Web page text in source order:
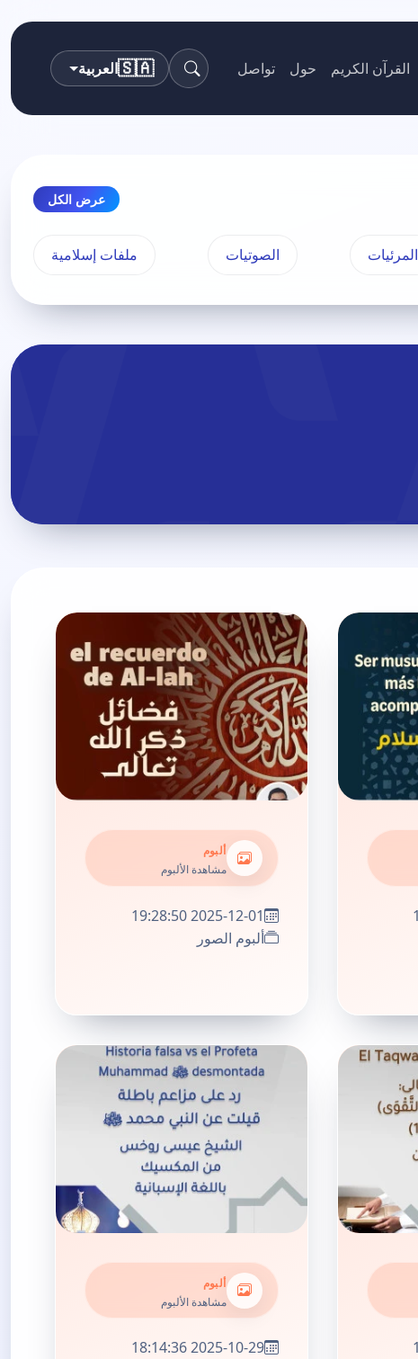
القرآن الكريم حول تواصل بحث 🇸🇦العربية
عرض الكل
المرئيات الصوتيات ملفات إسلامية
ألبوم
مشاهدة الألبوم
2025-12-01 19:28:50
ألبوم الصور
ألبوم
مشاهدة الألبوم
2025-10-29 18:14:36